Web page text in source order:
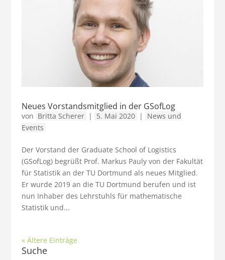
Neues Vorstandsmitglied in der GSofLog
von Britta Scherer | 5. Mai 2020 |
News und
Events
Der Vorstand der Graduate School of Logistics
(GSofLog) begrüßt Prof. Markus Pauly von der Fakultät
für Statistik an der TU Dortmund als neues Mitglied.
Er wurde 2019 an die TU Dortmund berufen und ist
nun Inhaber des Lehrstuhls für mathematische
Statistik und...
« Ältere Einträge
Suche